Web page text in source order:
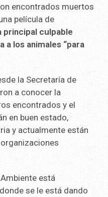
encontrados muertos
película de
principal culpable
a los animales “para
la Secretaría de
a conocer la
encontrados y el
en buen estado,
y actualmente están
está
se le está dando